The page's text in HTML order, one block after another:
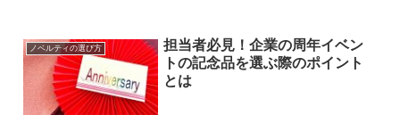
ノベルティの選び方
担当者必見！企業の周年イベン
トの記念品を選ぶ際のポイント
とは